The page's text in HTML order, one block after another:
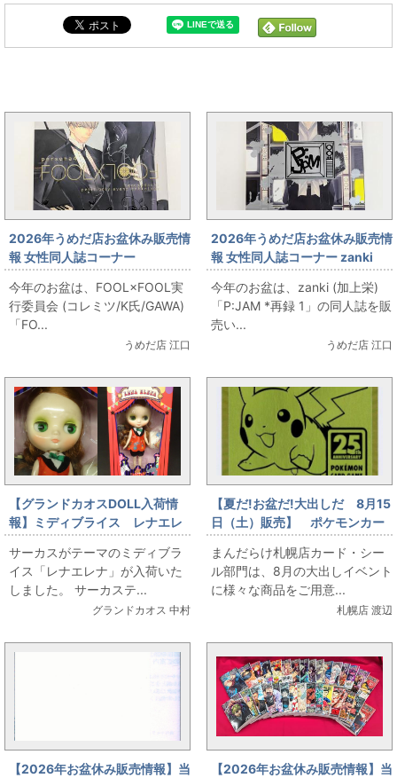
2026年うめだ店お盆休み販売情
報 女性同人誌コーナー
FOOL×FOOL実行委員会 (コレ
ミツ/K氏/GAWA)
「FOOL×FOOL」をお出しま
す！
今年のお盆は、FOOL×FOOL実
行委員会 (コレミツ/K氏/GAWA)
「FO...
うめだ店 江口
2026年うめだ店お盆休み販売情
報 女性同人誌コーナー zanki
(加上栄) 「P:JAM *再録 1」を
お出します！
今年のお盆は、zanki (加上栄)
「P:JAM *再録 1」の同人誌を販
売い...
うめだ店 江口
【グランドカオスDOLL入荷情
報】ミディブライス レナエレ
ナ
サーカスがテーマのミディブラ
イス「レナエレナ」が入荷いた
しました。 サーカステ...
グランドカオス 中村
【夏だ!お盆だ!大出しだ 8月15
日（土）販売】 ポケモンカー
ド ゴールデンなピカチュウ登
場
まんだらけ札幌店カード・シー
ル部門は、8月の大出しイベント
に様々な商品をご用意...
札幌店 渡辺
【2026年お盆休み販売情報】当
【2026年お盆休み販売情報】当